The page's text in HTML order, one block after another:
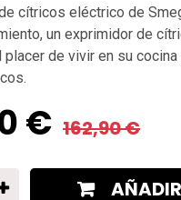
cítricos eléctrico de
un exprimidor de
placer de vivir en su
€ 162,90€